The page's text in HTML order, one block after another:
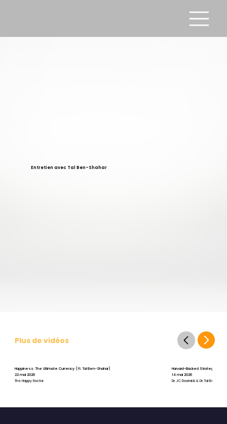
Entretien avec Tal Ben-Shahar
Plus de vidéos
Happiness: The Ultimate Currency (ft. Tal Ben-Shahar)
22 mai 2026
The Happy Doctor
Harvard-Backed Strategies for
14 mai 2026
Dr. JC Doornick & Dr. Tal Ben-